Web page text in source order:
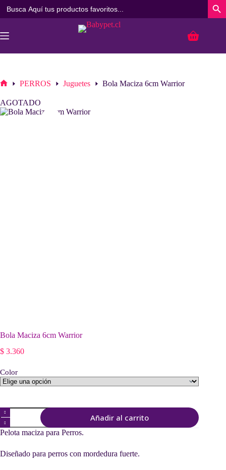
al
contenido
Carro
PERROS Juguetes Bola Maciza 6cm Warrior
AGOTADO
Bola Maciza 6cm Warrior
$ 3.360
Color
Bola
Maciza
6cm
Warrior
Añadir al carrito
Pelota maciza para Perros.
Diseñado para perros con mordedura fuerte.